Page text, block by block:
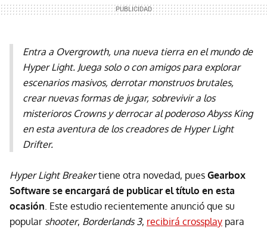
Entra a Overgrowth, una nueva tierra en el mundo de
Hyper Light. Juega solo o con amigos para explorar
escenarios masivos, derrotar monstruos brutales,
crear nuevas formas de jugar, sobrevivir a los
misterioros Crowns y derrocar al poderoso Abyss King
en esta aventura de los creadores de Hyper Light
Drifter.
Hyper Light Breakertiene otra novedad, pues Gearbox
Software se encargará de publicar el título en esta
ocasión . Este estudio recientemente anunció que su
popular shooter, Borderlands 3, recibirá crossplay para